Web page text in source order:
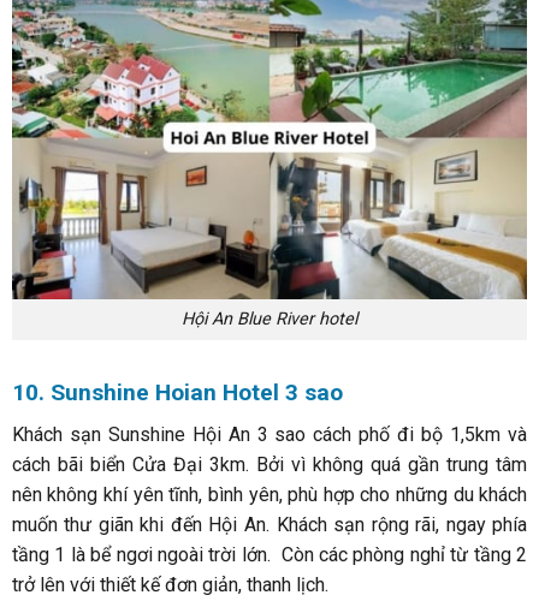
Hội An Blue River hotel
10. Sunshine Hoian Hotel 3 sao
Khách sạn Sunshine Hội An 3 sao cách phố đi bộ 1,5km và
cách bãi biển Cửa Đại 3km. Bởi vì không quá gần trung tâm
nên không khí yên tĩnh, bình yên, phù hợp cho những du khách
muốn thư giãn khi đến Hội An. Khách sạn rộng rãi, ngay phía
tầng 1 là bể ngơi ngoài trời lớn. Còn các phòng nghỉ từ tầng 2
trở lên với thiết kế đơn giản, thanh lịch.